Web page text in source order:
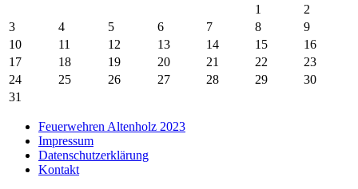
1
2
3
4 5 6 7 8
9
10
11 12 13 14 15
16
17
18 19 20 21 22
23
24
25 26 27 28 29
30
31
Feuerwehren Altenholz 2023
Impressum
Datenschutzerklärung
Kontakt